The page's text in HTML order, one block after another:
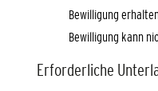
Bewilligung
Bewilligung kann
Erforderliche